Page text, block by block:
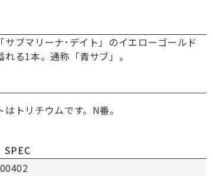
ブマリーナ･デイト」のイエローゴールド
る1本。通称「青サブ」。
トリチウムです。N番。
SPEC